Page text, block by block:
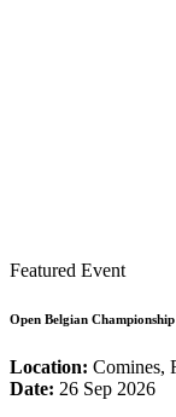
Featured Event
Open Belgian
Location: Comines,
Date: 26 Sep 2026